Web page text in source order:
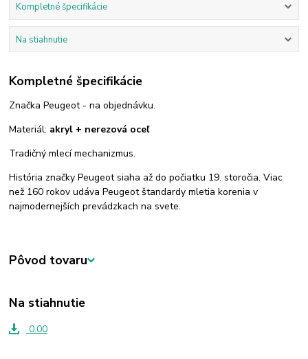
Kompletné špecifikácie
Na stiahnutie
Kompletné špecifikácie
Značka Peugeot - na objednávku.
Materiál: akryl + nerezová oceľ
Tradičný mlecí mechanizmus.
História značky Peugeot siaha až do počiatku 19. storočia. Viac
než 160 rokov udáva Peugeot štandardy mletia korenia v
najmodernejších prevádzkach na svete.
Pôvod tovaru
Na stiahnutie
0.00